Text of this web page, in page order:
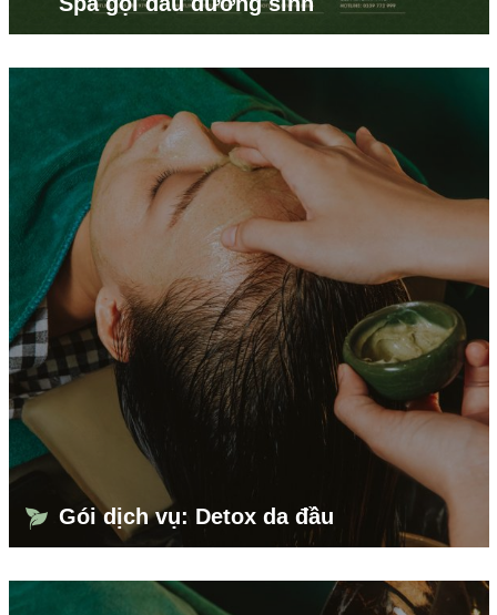
Gói dịch vụ: Detox da đầu